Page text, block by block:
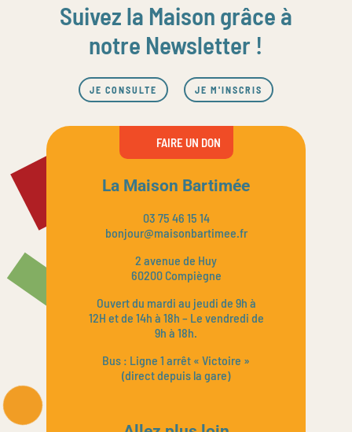
Suivez la Maison grâce à
notre Newsletter !
JE CONSULTE JE M'INSCRIS
FAIRE UN DON
La Maison Bartimée
03 75 46 15 14
bonjour@maisonbartimee.fr
2 avenue de Huy
60200 Compiègne
Ouvert du mardi au jeudi de 9h à
12H et de 14h à 18h – Le vendredi de
9h à 18h.
Bus : Ligne 1 arrêt « Victoire »
(direct depuis la gare)